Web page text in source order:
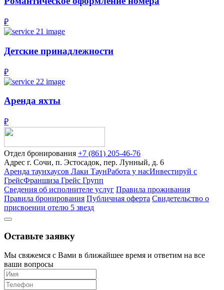
₽
Детские принадлежности
₽
Аренда яхты
₽
Отдел бронирования +7 (861) 205-46-76
Адрес г. Сочи, п. Эстоcадок, пер. Лунный, д. 6
Аренда таунхаусов Лаки ТаунРабота у насИнвестируй с
ГрейсФраншиза Грейс Групп
Сведения об исполнителе услуг Правила проживания
Правила бронирования Публичная оферта Свидетельство о
присвоении отелю 5 звезд
Оставьте заявку
Мы свяжемся с Вами в ближайшее время и ответим на все
ваши вопросы